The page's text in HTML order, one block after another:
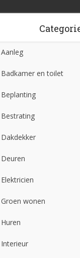
Aanleg
Badkamer en toilet
Beplanting
Bestrating
Dakdekker
Deuren
Elektricien
Groen wonen
Huren
Interieur